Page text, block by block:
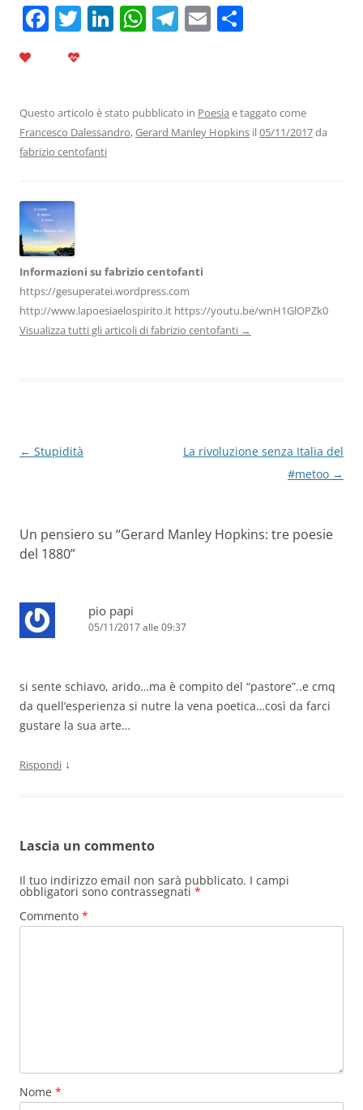
F
b
o
k
T Li
dI
n
W
A
p
T
a
m
E
vi
di
Questo articolo è stato pubblicato in Poesia e taggato come
Francesco Dalessandro,Gerard Manley Hopkins il05/11/2017da
fabrizio centofanti
Informazioni su fabrizio centofanti
https://gesuperatei.wordpress.com
http://www.lapoesiaelospirito.it https://youtu.be/wnH1GlOPZk0
Visualizza tutti gli articoli di fabrizio centofanti →
Navigazione
← Stupidità
La rivoluzione senza Italia del
#metoo →
Un pensiero su “Gerard Manley Hopkins: tre poesie
del 1880”
pio papi
05/11/2017 alle 09:37
si sente schiavo, arido…ma è compito del “pastore”..e cmq
da quell’esperienza si nutre la vena poetica…così da farci
gustare la sua arte…
Rispondi ↓
Lascia un commento
Il tuo indirizzo email non sarà pubblicato. I campi
obbligatori sono contrassegnati *
Commento *
Nome *